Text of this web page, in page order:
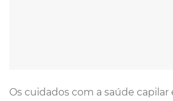
Os cuidados com a saúde capilar